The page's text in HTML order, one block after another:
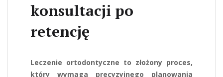
konsultacji po
retencję
Leczenie ortodontyczne to złożony proces,
który wymaga precyzyjnego planowania